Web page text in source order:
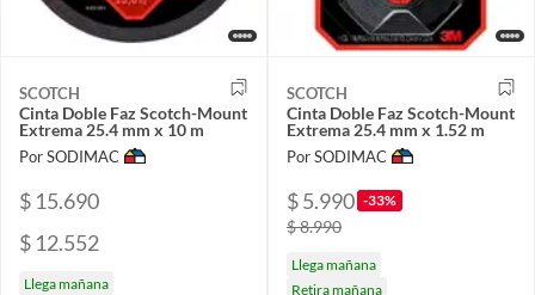
SCOTCH
Cinta Doble Faz Scotch-Mount
Extrema 25.4 mm x 10 m
Por SODIMAC
$ 15.690
$ 12.552
Llega mañana
SCOTCH
Cinta Doble Faz Scotch-Mount
Extrema 25.4 mm x 1.52 m
Por SODIMAC
$ 5.990 -33%
$ 8.990
Llega mañana
Retira mañana